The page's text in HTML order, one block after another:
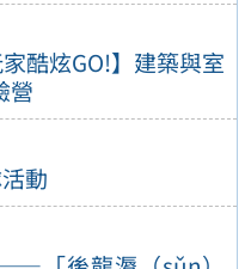
酷炫GO!】建築與室
營
動